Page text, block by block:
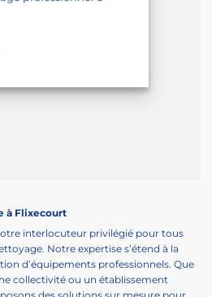
à Flixecourt
interlocuteur privilégié pour tous
Notre expertise s’étend à la
d’équipements professionnels. Que
collectivité ou un établissement